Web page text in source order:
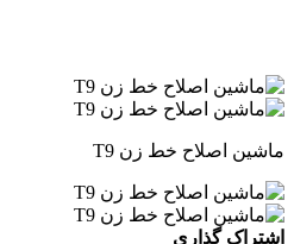
ماشین اصلاح خط زن T9
اشتراک گذاری